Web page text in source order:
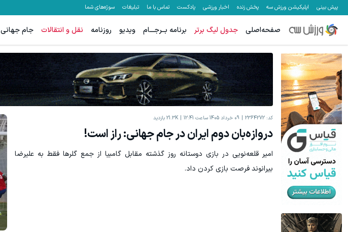
پیش بینی اپلیکیشن ورزش سه پخش زنده اخبار ورزشی پادکست تماس با ما تبلیغات سوژه‌های شما
صفحه‌اصلی جدول لیگ برتر برنامه بــرجـــام ویدیو روزنامه نقل و انتقالات جام جهانی
کد: 2364272 09 خرداد 1405 ساعت 12:41 21.3K بازدید
دروازه‌بان دوم ایران در جام جهانی: راز است!
امیر قلعه‌نویی در بازی دوستانه روز گذشته مقابل گامبیا از جمع گلرها فقط به علیرضا
بیرانوند فرصت بازی کردن داد.
جای بخیه داری؟؟ فقط در 3 هفته ترمیمش کن!😍
کلیک کن!
ترمیم جای زخم، بخیه و سوختگی فقط در 3 هفته!!😍